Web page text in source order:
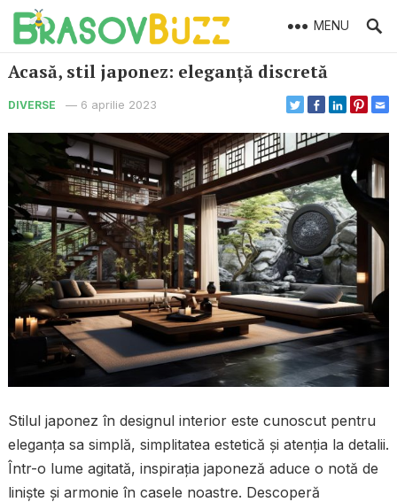
MENU
Acasă, stil japonez: eleganță discretă
DIVERSE — 6 aprilie 2023
Stilul japonez în designul interior este cunoscut pentru
eleganța sa simplă, simplitatea estetică și atenția la detalii.
Într-o lume agitată, inspirația japoneză aduce o notă de
liniște și armonie în casele noastre. Descoperă